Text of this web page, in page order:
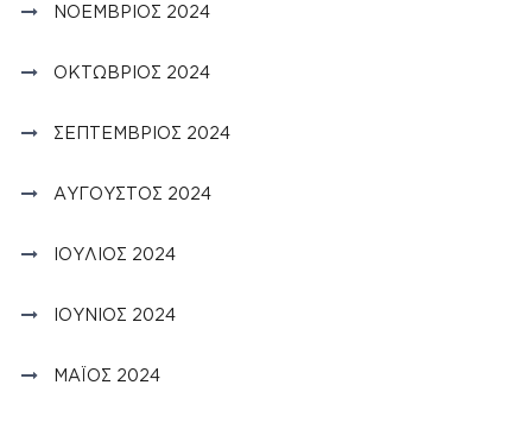
ΝΟΈΜΒΡΙΟΣ 2024
ΟΚΤΏΒΡΙΟΣ 2024
ΣΕΠΤΈΜΒΡΙΟΣ 2024
ΑΎΓΟΥΣΤΟΣ 2024
ΙΟΎΛΙΟΣ 2024
ΙΟΎΝΙΟΣ 2024
ΜΆΙΟΣ 2024